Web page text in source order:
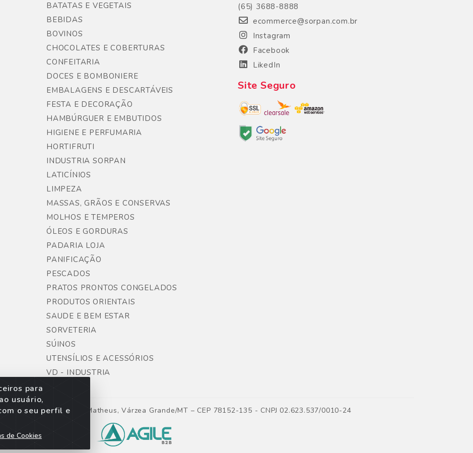
para
usuário,
o seu perfil e
de Cookies
BATATAS E VEGETAIS
BEBIDAS
BOVINOS
CHOCOLATES E COBERTURAS
CONFEITARIA
DOCES E BOMBONIERE
EMBALAGENS E DESCARTÁVEIS
FESTA E DECORAÇÃO
HAMBÚRGUER E EMBUTIDOS
HIGIENE E PERFUMARIA
HORTIFRUTI
INDUSTRIA SORPAN
LATICÍNIOS
LIMPEZA
MASSAS, GRÃOS E CONSERVAS
MOLHOS E TEMPEROS
ÓLEOS E GORDURAS
PADARIA LOJA
PANIFICAÇÃO
PESCADOS
PRATOS PRONTOS CONGELADOS
PRODUTOS ORIENTAIS
SAUDE E BEM ESTAR
SORVETERIA
SÚINOS
UTENSÍLIOS E ACESSÓRIOS
VD - INDUSTRIA
(65) 3688-8888
ecommerce@sorpan.com.br
Instagram
Facebook
LikedIn
Site Seguro
Lote 06, São Matheus, Várzea Grande/MT – CEP 78152-135 - CNPJ 02.623.537/0010-24